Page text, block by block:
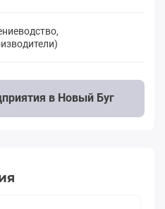
в Новый Буг